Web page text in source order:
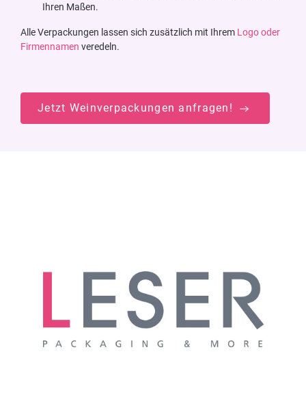
Ihren Maßen.
Alle Verpackungen lassen sich zusätzlich mit Ihrem Logo oder
Firmennamen veredeln.
Jetzt Weinverpackungen anfragen!